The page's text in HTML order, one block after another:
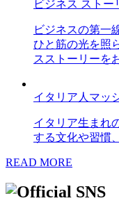
ビジネス ストー
ビジネスの第一
ひと筋の光を照
スストーリーを
イタリア人マッ
イタリア生まれ
する文化や習慣
READ MORE